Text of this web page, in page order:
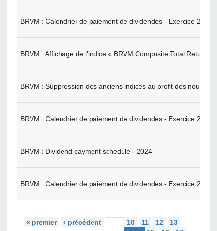
BRVM : Calendrier de paiement de dividendes - Exercice 2024
BRVM : Affichage de l’indice « BRVM Composite Total Return
BRVM : Suppression des anciens indices au profit des
BRVM : Calendrier de paiement de dividendes - Exercice 2024
BRVM : Dividend payment schedule - 2024
BRVM : Calendrier de paiement de dividendes - Exercice 2024
« premier ‹ précédent … 10 11 12
13